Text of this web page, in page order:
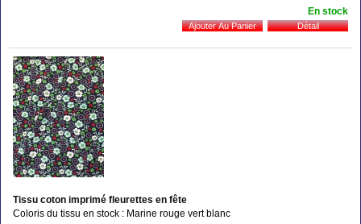
En stock
Tissu coton imprimé fleurettes en fête
Coloris du tissu en stock : Marine rouge vert blanc